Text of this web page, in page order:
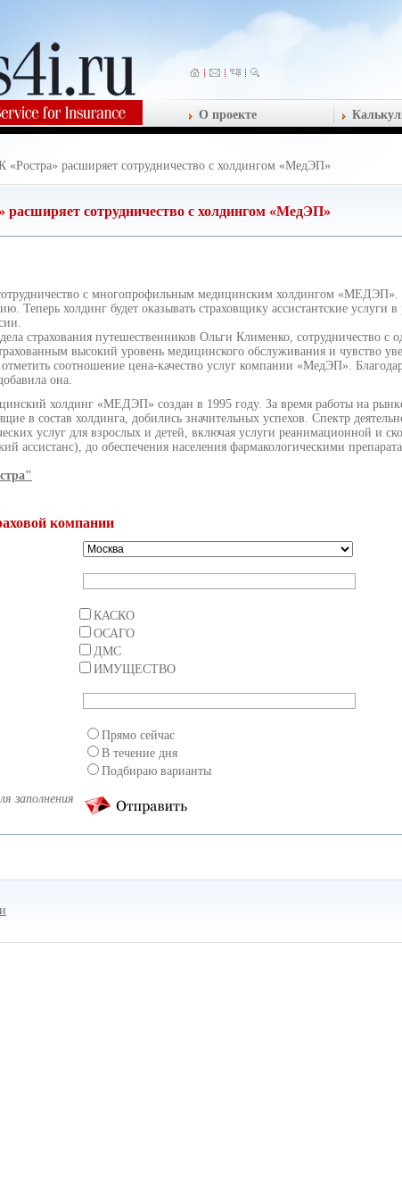
О проекте
«Ростра» расширяет сотрудничество с холдингом «МедЭП»
расширяет сотрудничество с холдингом «МедЭП»
с многопрофильным медицинским холдингом
Теперь холдинг будет оказывать страховщику ассистантские
страхования путешественников Ольги Клименко, сотрудничество
высокий уровень медицинского обслуживания и чувство
соотношение цена-качество услуг компании «МедЭП».
она.
холдинг «МЕДЭП» создан в 1995 году. За время работы на
в состав холдинга, добились значительных успехов. Спектр
услуг для взрослых и детей, включая услуги реанимационной
ассистанс), до обеспечения населения фармакологическими
компании
КАСКО
ОСАГО
ДМС
ИМУЩЕСТВО
Прямо сейчас
В течение дня
Подбираю варианты
заполнения